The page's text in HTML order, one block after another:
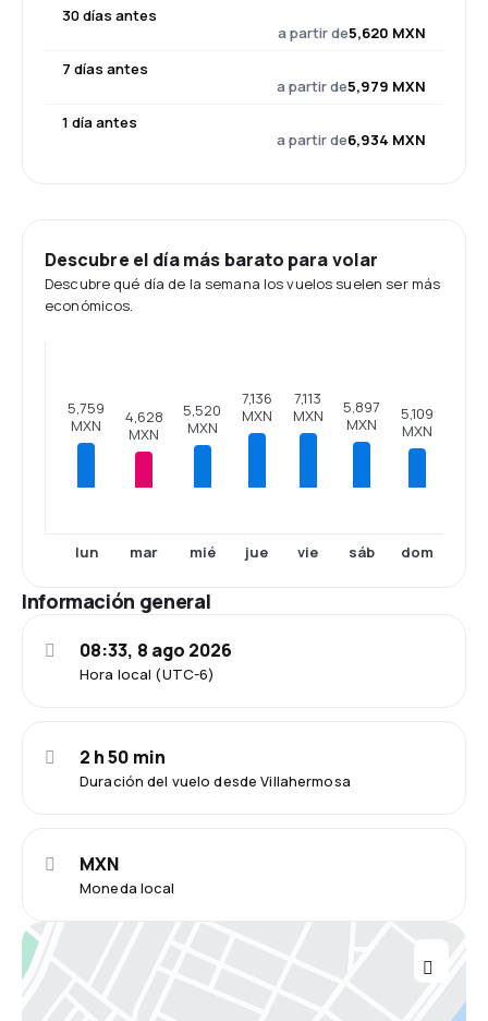
30 días antes
a partir de5,620 MXN
7 días antes
a partir de5,979 MXN
1 día antes
a partir de6,934 MXN
Descubre el día más barato para volar
Descubre qué día de la semana los vuelos suelen ser más
económicos.
5,759
MXN
lun
4,628
MXN
mar
5,520
MXN
mié
7,136
MXN
jue
7,113
MXN
vie
5,897
MXN
sáb
5,109
MXN
dom
Información general
Hora local (UTC-6)
08:33, 8 ago 2026
Duración del vuelo desde Villahermosa
2 h 50 min
Moneda local
MXN